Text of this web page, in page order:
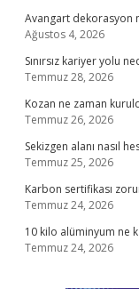
Avangart dekorasyon
Ağustos 4, 2026
Sınırsız kariyer yolu
Temmuz 28, 2026
Kozan ne zaman
Temmuz 26, 2026
Sekizgen alanı nasıl
Temmuz 25, 2026
Karbon sertifikası
Temmuz 24, 2026
10 kilo alüminyum ne
Temmuz 24, 2026